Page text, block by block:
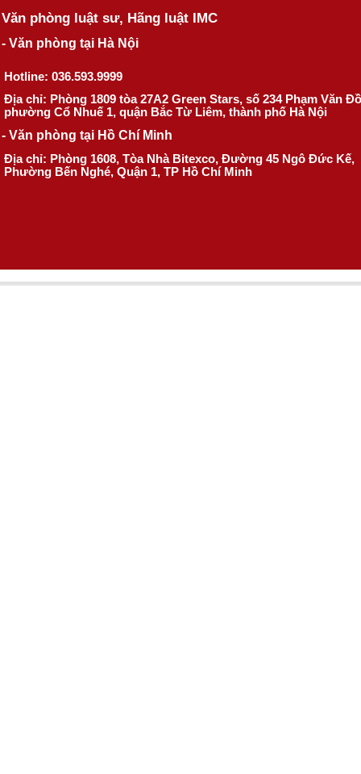
Văn phòng luật sư, Hãng luật IMC
- Văn phòng tại Hà Nội
Hotline: 036.593.9999
Địa chỉ: Phòng 1809 tòa 27A2 Green Stars, số 234 Phạm Văn
phường Cổ Nhuế 1, quận Bắc Từ Liêm, thành phố Hà Nội
- Văn phòng tại Hồ Chí Minh
Địa chỉ: Phòng 1608, Tòa Nhà Bitexco, Đường 45 Ngô Đức Kế,
Phường Bến Nghé, Quận 1, TP Hồ Chí Minh